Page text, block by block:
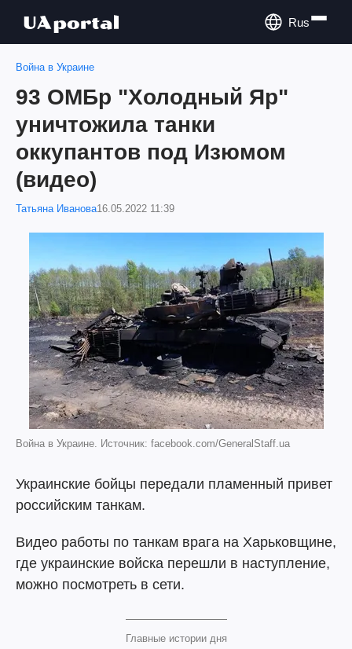
Rus
Война в Украине
93 ОМБр "Холодный Яр"
уничтожила танки
оккупантов под Изюмом
(видео)
Татьяна Иванова16.05.2022 11:39
Война в Украине. Источник: facebook.com/GeneralStaff.ua
Украинские бойцы передали пламенный привет
российским танкам.
Видео работы по танкам врага на Харьковщине,
где украинские войска перешли в наступление,
можно посмотреть в сети.
Главные истории дня